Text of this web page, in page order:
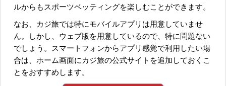
ルからもスポーツベッティングを楽しむことができます。
なお、カジ旅では特にモバイルアプリは用意していませ
ん。しかし、ウェブ版を用意しているので、特に問題ない
でしょう。スマートフォンからアプリ感覚で利用したい場
合は、ホーム画面にカジ旅の公式サイトを追加しておくこ
とをおすすめします。